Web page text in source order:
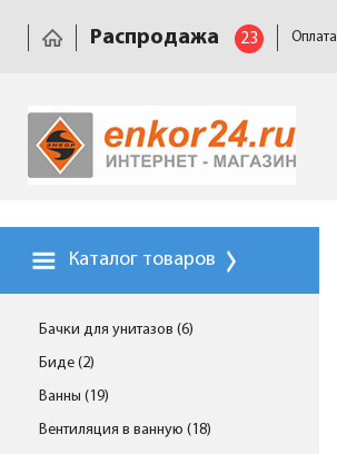
Распродажа 23 Оплата
Каталог товаров
Бачки для унитазов (6)
Биде (2)
Ванны (19)
Вентиляция в ванную (18)